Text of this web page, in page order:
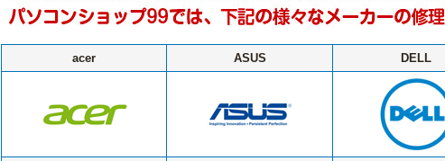
acer ASUS DELL